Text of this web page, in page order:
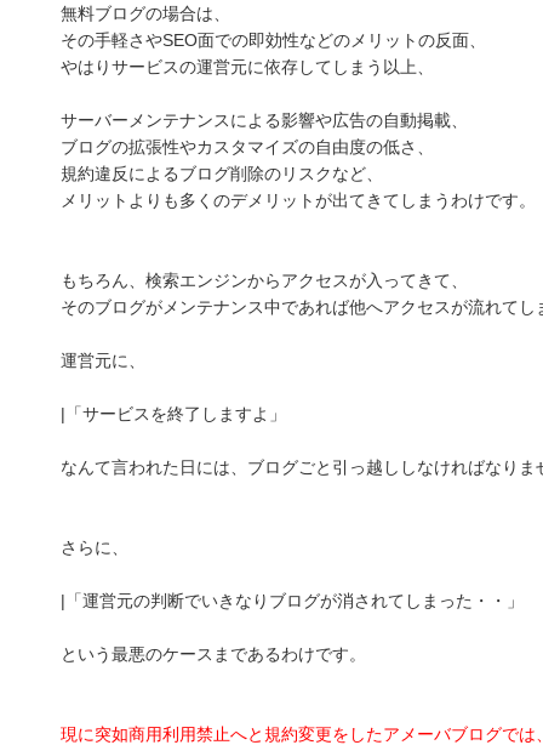
無料ブログの場合は、
その手軽さやSEO面での即効性などのメリットの反面、
やはりサービスの運営元に依存してしまう以上、
サーバーメンテナンスによる影響や広告の自動掲載、
ブログの拡張性やカスタマイズの自由度の低さ、
規約違反によるブログ削除のリスクなど、
メリットよりも多くのデメリットが出てきてしまうわけです。
もちろん、検索エンジンからアクセスが入ってきて、
そのブログがメンテナンス中であれば他へアクセスが流れてし
運営元に、
|「サービスを終了しますよ」
なんて言われた日には、ブログごと引っ越ししなければなりま
さらに、
|「運営元の判断でいきなりブログが消されてしまった・・」
という最悪のケースまであるわけです。
現に突如商用利用禁止へと規約変更をしたアメーバブログでは